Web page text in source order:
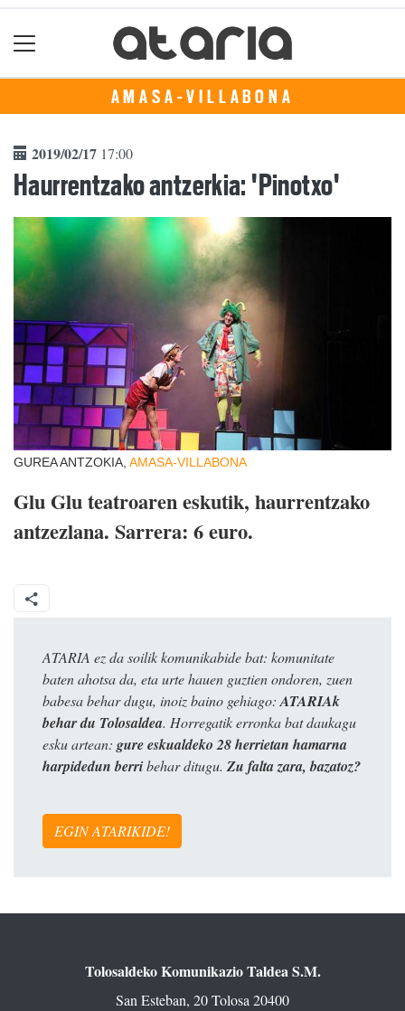
AMASA-VILLABONA
2019/02/17 17:00
Haurrentzako antzerkia: 'Pinotxo'
GUREA ANTZOKIA, AMASA-VILLABONA
Glu Glu teatroaren eskutik, haurrentzako
antzezlana. Sarrera: 6 euro.
ATARIA ez da soilik komunikabide bat: komunitate
baten ahotsa da, eta urte hauen guztien ondoren, zuen
babesa behar dugu, inoiz baino gehiago: ATARIAk
behar du Tolosaldea. Horregatik erronka bat daukagu
esku artean: gure eskualdeko 28 herrietan hamarna
harpidedun berribehar ditugu. Zu falta zara, bazatoz?
EGIN ATARIKIDE!
Tolosaldeko Komunikazio Taldea S.M.
San Esteban, 20 Tolosa 20400